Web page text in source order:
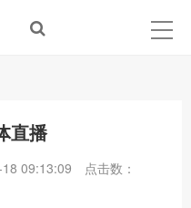
直播
09:13:09
点击数：